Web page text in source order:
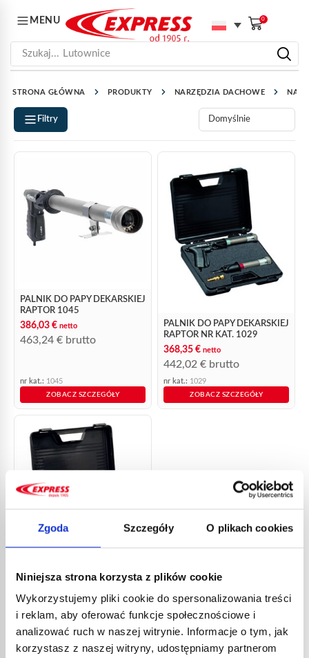
Zgoda Szczegóły O plikach cookies
Niniejsza strona korzysta z plików cookie
Wykorzystujemy pliki cookie do spersonalizowania treści
i reklam, aby oferować funkcje społecznościowe i
analizować ruch w naszej witrynie. Informacje o tym, jak
korzystasz z naszej witryny, udostępniamy partnerom
MENU 0
Szukaj... Lutownice
STRONA GŁÓWNA PRODUKTY NARZĘDZIA DACHOWE
Filtry
PALNIK DO PAPY DEKARSKIEJ
RAPTOR 1045
386,03 € netto
463,24 € brutto
nr kat.: 1045
ZOBACZ SZCZEGÓŁY
PALNIK DO PAPY DEKARSKIEJ
RAPTOR NR KAT. 1029
368,35 € netto
442,02 € brutto
nr kat.: 1029
ZOBACZ SZCZEGÓŁY
PALNIK DO PAPY DEKARSKIEJ
RAPTOR NR KAT. 1027
368,35€ netto
442,02 €brutto
nr kat.:1027
ZOBACZ SZCZEGÓŁY